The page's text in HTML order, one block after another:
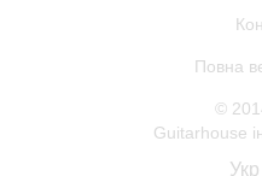
Повна
©
Guitarhouse
Укр